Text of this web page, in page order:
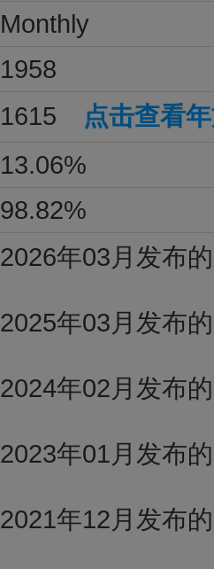
Monthly
1958
1615 点击查看
13.06%
98.82%
2026年03月发布
2025年03月发布
2024年02月发布
2023年01月发布
2021年12月发布